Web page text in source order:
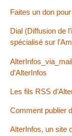
Faites un don
Dial (Diffusion de
spécialisé sur
d’AlterInfos
Les fils RSS
Comment publier
AlterInfos, un site